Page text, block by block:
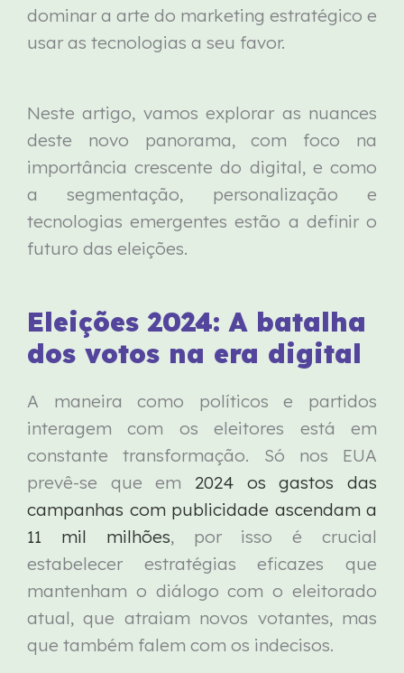
dominar a arte do marketing estratégico e
usar as tecnologias a seu favor.
Neste artigo, vamos explorar as nuances
deste novo panorama, com foco na
importância crescente do digital, e como
a segmentação, personalização e
tecnologias emergentes estão a definir o
futuro das eleições.
Eleições 2024: A batalha
dos votos na era digital
A maneira como políticos e partidos
interagem com os eleitores está em
constante transformação. Só nos EUA
prevê-se que em 2024 os gastos das
campanhas com publicidade ascendam a
11 mil milhões, por isso é crucial
estabelecer estratégias eficazes que
mantenham o diálogo com o eleitorado
atual, que atraiam novos votantes, mas
que também falem com os indecisos.